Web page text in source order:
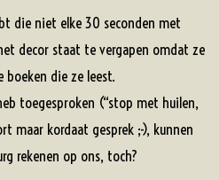
die niet elke 30 seconden met
decor staat te vergapen omdat ze
die ze leest.
toegesproken (“stop met huilen,
maar kordaat gesprek ;-), kunnen
rekenen op ons, toch?